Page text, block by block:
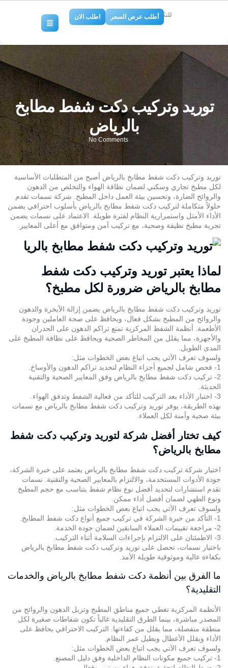
للتكييف والتبريد
أطلب عرض السعر اطلب الان
توريد وتركيب دكت شفط مطابخ
بالرياض
No Comments
توريد وتركيب دكت شفط مطابخ بالرياض أصبح من المتطلبات الأساسية
لكل مطبخ تجاري وسكني لضمان نظافة الهواء والتخلص من الدهون
والروائح الضارة، وتحسين بيئة العمل داخل المطبخ. شركة نسمات تقدم
حلولاً متكاملة لتركيب دكت شفط مطابخ بالرياض بأسلوب احترافي يضمن
الأداء الأمثل واستمرارية النظام لفترة طويلة. الاعتماد على نسمات يضمن
تجربة مطبخ نظيفة وصحية، مع تركيب آمن ومتوافق مع أعلى المعايير.
لماذا يعتبر توريد وتركيب دكت شفط
مطابخ بالرياض ضرورة لكل مطبخ؟
توريد وتركيب دكت شفط مطابخ بالرياض يضمن إزالة الأبخرة والدهون
والروائح من المطبخ بشكل فعال، ويحافظ على صحة العاملين وجودة
الأطعمة. أنظمة الشفط المركزية تمنع تراكم الدهون على الجدران
والأجهزة، مما يقلل من المخاطر الصحية ويحافظ على نظافة المطبخ على
المدى الطويل.
ولسوف تعرف الآتي يجب اتباع بعض الخطوات مثل:
1- فحص شامل لجميع أجزاء النظام لتحديد تراكم الدهون والأوساخ.
2- تركيب دكت شفط مطابخ بالرياض وفق المعايير الصحية والتقنية
الحديثة.
3- اختبار الأداء بعد التركيب للتأكد من فعالية الشفط وتدفق الهواء.
بهذه الطريقة، يوفر توريد وتركيب دكت شفط مطابخ بالرياض مع نسمات
بيئة صحية وآمنة لكل العملاء.
كيف تختار أفضل شركة لتوريد وتركيب دكت شفط
مطابخ بالرياض؟
اختيار شركة تركيب دكت شفط مطابخ بالرياض يعتمد على خبرة الشركة،
جودة الأدوات المستخدمة، والالتزام بالمعايير الصحية والتقنية. نسمات
تقدم استشارات لتحديد أفضل نوع نظام شفط يتناسب مع حجم المطبخ
ونوع الطهي لضمان أفضل أداء ممكن.
ولسوف تعرف الآتي يجب اتباع بعض الخطوات مثل:
1- التأكد من خبرة الشركة في تركيب جميع أنواع دكت شفط المطابخ.
2- مراجعة تقييمات العملاء السابقين لضمان جودة الخدمة.
3- الاطمئنان على الالتزام بإجراءات السلامة أثناء التركيب.
باختيار نسمات، تحصل على توريد وتركيب دكت شفط مطابخ بالرياض
بكفاءة عالية وموثوقية طويلة الأمد.
ما الفرق بين أنظمة دكت شفط مطابخ بالرياض والخدمات
التقليدية؟
الأنظمة المركزية تغطي جميع مناطق المطبخ وتزيل الدهون والروائح من
المصدر مباشرة، بينما الطرق التقليدية غالباً تكون شفاطات صغيرة لكل
منطقة منفصلة، مما يقلل من كفاءتها. التركيب الاحترافي يحافظ على
الأداء ويقلل الأعطال ويطيل عمر النظام.
ولسوف تعرف الآتي يجب اتباع بعض الخطوات مثل:
1- تركيب جميع مكونات النظام الداخلية وفق دليل المصنع.